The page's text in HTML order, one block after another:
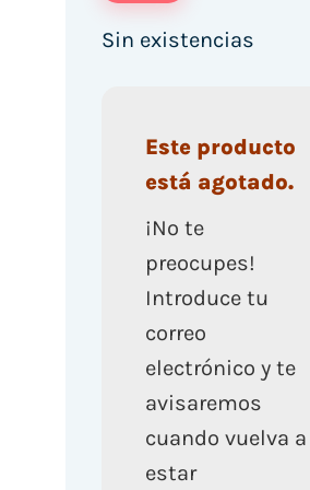
Sin existencias
Este producto
está agotado.
¡No te
preocupes!
Introduce tu
correo
electrónico y te
avisaremos
cuando vuelva a
estar